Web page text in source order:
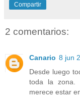
Compartir
2 comentarios:
Canario 8 jun
Desde luego
toda la zona.
merece estar